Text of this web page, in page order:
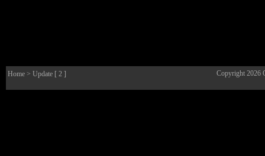
Home > Update [ 2 ] Copyright 2026